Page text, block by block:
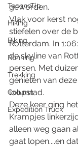
TechnoTip
Hiking
Biking
Running
Trekking
Column
Expedition Truck
geworden.
Vlak voor kerst
stiefelen over de
Rotterdam. In
de skyline van
persen. Met
genieten van
loopstad.
Deze keer ging
Krampjes
alleen weg gaan
gaat lopen....en